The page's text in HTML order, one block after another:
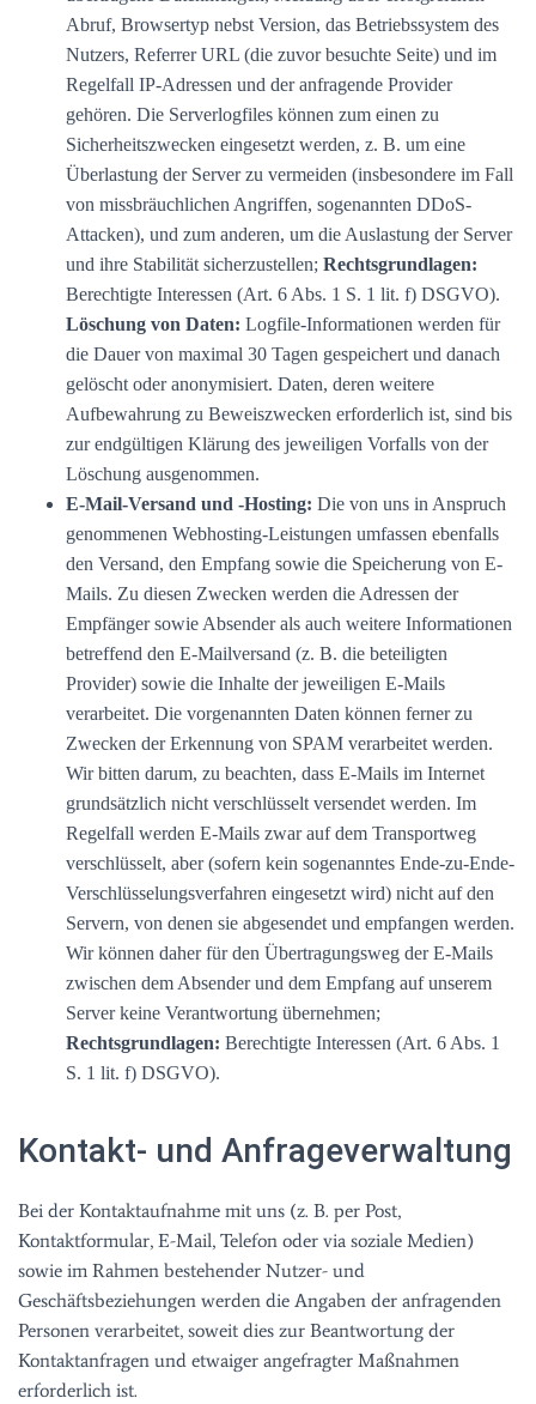
Abruf, Browsertyp nebst Version, das Betriebssystem des
Nutzers, Referrer URL (die zuvor besuchte Seite) und im
Regelfall IP-Adressen und der anfragende Provider
gehören. Die Serverlogfiles können zum einen zu
Sicherheitszwecken eingesetzt werden, z. B. um eine
Überlastung der Server zu vermeiden (insbesondere im Fall
von missbräuchlichen Angriffen, sogenannten DDoS-
Attacken), und zum anderen, um die Auslastung der Server
und ihre Stabilität sicherzustellen; Rechtsgrundlagen:
Berechtigte Interessen (Art. 6 Abs. 1 S. 1 lit. f) DSGVO).
Löschung von Daten: Logfile-Informationen werden für
die Dauer von maximal 30 Tagen gespeichert und danach
gelöscht oder anonymisiert. Daten, deren weitere
Aufbewahrung zu Beweiszwecken erforderlich ist, sind bis
zur endgültigen Klärung des jeweiligen Vorfalls von der
Löschung ausgenommen.
E-Mail-Versand und -Hosting: Die von uns in Anspruch
genommenen Webhosting-Leistungen umfassen ebenfalls
den Versand, den Empfang sowie die Speicherung von E-
Mails. Zu diesen Zwecken werden die Adressen der
Empfänger sowie Absender als auch weitere Informationen
betreffend den E-Mailversand (z. B. die beteiligten
Provider) sowie die Inhalte der jeweiligen E-Mails
verarbeitet. Die vorgenannten Daten können ferner zu
Zwecken der Erkennung von SPAM verarbeitet werden.
Wir bitten darum, zu beachten, dass E-Mails im Internet
grundsätzlich nicht verschlüsselt versendet werden. Im
Regelfall werden E-Mails zwar auf dem Transportweg
verschlüsselt, aber (sofern kein sogenanntes Ende-zu-Ende-
Verschlüsselungsverfahren eingesetzt wird) nicht auf den
Servern, von denen sie abgesendet und empfangen werden.
Wir können daher für den Übertragungsweg der E-Mails
zwischen dem Absender und dem Empfang auf unserem
Server keine Verantwortung übernehmen;
Rechtsgrundlagen: Berechtigte Interessen (Art. 6 Abs. 1
S. 1 lit. f) DSGVO).
Kontakt- und Anfrageverwaltung
Bei der Kontaktaufnahme mit uns (z. B. per Post,
Kontaktformular, E-Mail, Telefon oder via soziale Medien)
sowie im Rahmen bestehender Nutzer- und
Geschäftsbeziehungen werden die Angaben der anfragenden
Personen verarbeitet, soweit dies zur Beantwortung der
Kontaktanfragen und etwaiger angefragter Maßnahmen
erforderlich ist.